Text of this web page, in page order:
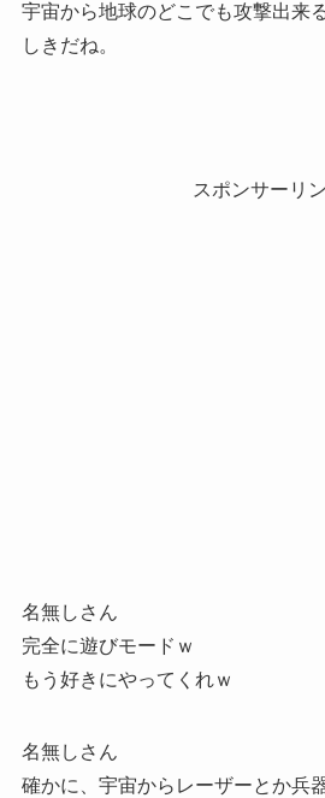
宇宙から地球のどこでも攻撃出来
しきだね。
スポンサーリ
名無しさん
完全に遊びモードｗ
もう好きにやってくれｗ
名無しさん
確かに、宇宙からレーザーとか兵